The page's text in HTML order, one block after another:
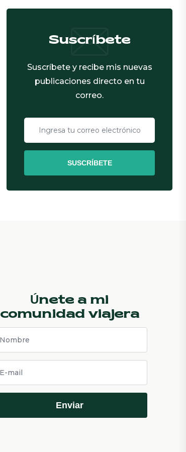
Suscríbete
Suscríbete y recibe mis nuevas
publicaciones directo en tu
correo.
SUSCRÍBETE
Únete a mi
comunidad viajera
Enviar